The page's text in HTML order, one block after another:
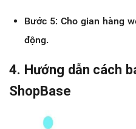
Bước 5: Cho gian hàng
động.
4. Hướng dẫn cách
ShopBase